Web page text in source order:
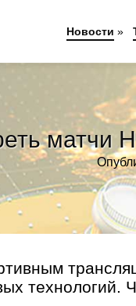
матчи
технологий.
Новости »